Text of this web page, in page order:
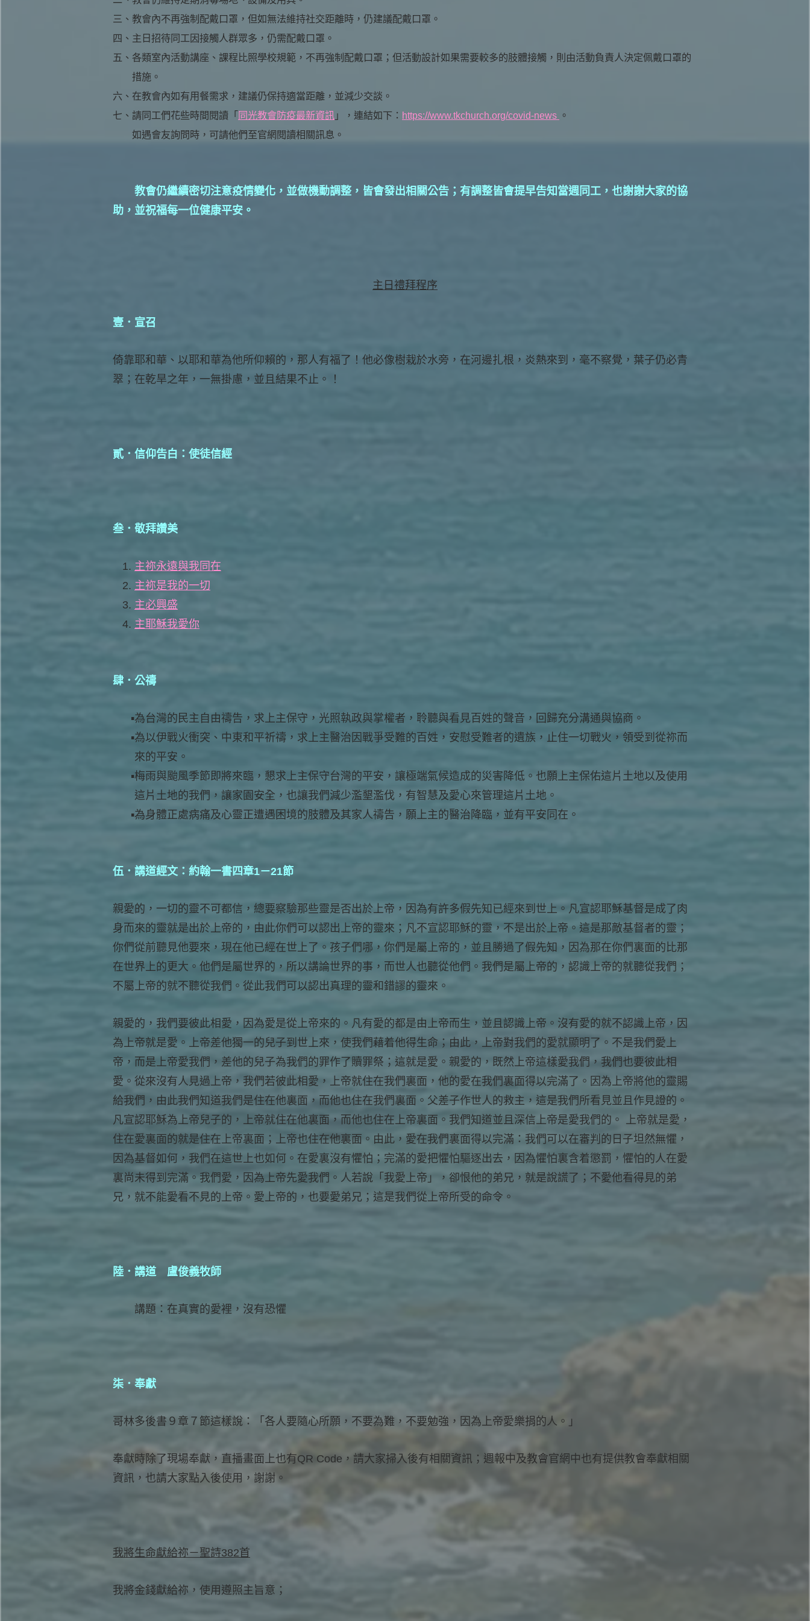
三、 教會內不再強制配戴口罩，但如無法維持社交距離時，仍建議配戴口罩。
四、 主日招待同工因接觸人群眾多，仍需配戴口罩。
五、 各類室內活動講座、課程比照學校規範，不再強制配戴口罩；但活動設計如果需要較多的肢體接觸，則由活動負責人決定佩戴口罩的
措施。
六、 在教會內如有用餐需求，建議仍保持適當距離，並減少交談。
七、 請同工們花些時間閱讀「 同光教會防疫最新資訊 」，連結如下： https://www.tkchurch.org/covid-news 。
如遇會友詢問時，可請他們至官網閱讀相關訊息。
教會仍繼續密切注意疫情變化，並做機動調整，皆會發出相關公告；有調整皆會提早告知當週同工，也謝謝大家的協
助，並祝福每一位健康平安。
主日禮拜程序
壹．宣召
倚靠耶和華、以耶和華為他所仰賴的，那人有福了！他必像樹栽於水旁，在河邊扎根，炎熱來到，毫不察覺，葉子仍必青
翠；在乾旱之年，一無掛慮，並且結果不止。！
貳．信仰告白：使徒信經
叁．敬拜讚美
主祢永遠與我同在
主祢是我的一切
主必興盛
主耶穌我愛你
肆．公禱
為台灣的民主自由禱告，求上主保守，光照執政與掌權者，聆聽與看見百姓的聲音，回歸充分溝通與協商。
為以伊戰火衝突、中東和平祈禱，求上主醫治因戰爭受難的百姓，安慰受難者的遺族，止住一切戰火，領受到從祢而
來的平安。
梅雨與颱風季節即將來臨，懇求上主保守台灣的平安，讓極端氣候造成的災害降低。也願上主保佑這片土地以及使用
這片土地的我們，讓家園安全，也讓我們減少濫墾濫伐，有智慧及愛心來管理這片土地。
為身體正處病痛及心靈正遭遇困境的肢體及其家人禱告，願上主的醫治降臨，並有平安同在。
伍．講道經文：約翰一書四章1－21節
親愛的，一切的靈不可都信，總要察驗那些靈是否出於上帝，因為有許多假先知已經來到世上。凡宣認耶穌基督是成了肉
身而來的靈就是出於上帝的，由此你們可以認出上帝的靈來；凡不宣認耶穌的靈，不是出於上帝。這是那敵基督者的靈；
你們從前聽見他要來，現在他已經在世上了。孩子們哪，你們是屬上帝的，並且勝過了假先知，因為那在你們裏面的比那
在世界上的更大。他們是屬世界的，所以講論世界的事，而世人也聽從他們。我們是屬上帝的，認識上帝的就聽從我們；
不屬上帝的就不聽從我們。從此我們可以認出真理的靈和錯謬的靈來。
親愛的，我們要彼此相愛，因為愛是從上帝來的。凡有愛的都是由上帝而生，並且認識上帝。沒有愛的就不認識上帝，因
為上帝就是愛。上帝差他獨一的兒子到世上來，使我們藉着他得生命；由此，上帝對我們的愛就顯明了。不是我們愛上
帝，而是上帝愛我們，差他的兒子為我們的罪作了贖罪祭；這就是愛。親愛的，既然上帝這樣愛我們，我們也要彼此相
愛。從來沒有人見過上帝，我們若彼此相愛，上帝就住在我們裏面，他的愛在我們裏面得以完滿了。因為上帝將他的靈賜
給我們，由此我們知道我們是住在他裏面，而他也住在我們裏面。父差子作世人的救主，這是我們所看見並且作見證的。
凡宣認耶穌為上帝兒子的，上帝就住在他裏面，而他也住在上帝裏面。我們知道並且深信上帝是愛我們的。 上帝就是愛，
住在愛裏面的就是住在上帝裏面；上帝也住在他裏面。由此，愛在我們裏面得以完滿：我們可以在審判的日子坦然無懼，
因為基督如何，我們在這世上也如何。在愛裏沒有懼怕；完滿的愛把懼怕驅逐出去，因為懼怕裏含着懲罰，懼怕的人在愛
裏尚未得到完滿。我們愛，因為上帝先愛我們。人若說「我愛上帝」，卻恨他的弟兄，就是說謊了；不愛他看得見的弟
兄，就不能愛看不見的上帝。愛上帝的，也要愛弟兄；這是我們從上帝所受的命令。
陸．講道 盧俊義牧師
講題：在真實的愛裡，沒有恐懼
柒．奉獻
哥林多後書９章７節這樣說：「各人要隨心所願，不要為難，不要勉強，因為上帝愛樂捐的人。」
奉獻時除了現場奉獻，直播畫面上也有QR Code，請大家掃入後有相關資訊；週報中及教會官網中也有提供教會奉獻相關
資訊，也請大家點入後使用，謝謝。
我將生命獻給祢－聖詩382首
我將金錢獻給祢，使用遵照主旨意；